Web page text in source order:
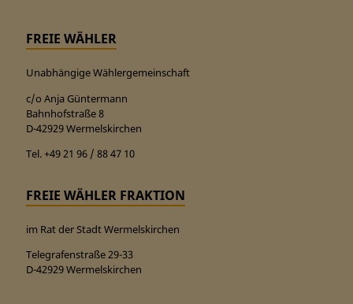
FREIE WÄHLER
Unabhängige Wählergemeinschaft
c/o Anja Güntermann
Bahnhofstraße 8
D-42929 Wermelskirchen
Tel. +49 21 96 / 88 47 10
FREIE WÄHLER FRAKTION
im Rat der Stadt Wermelskirchen
Telegrafenstraße 29-33
D-42929 Wermelskirchen